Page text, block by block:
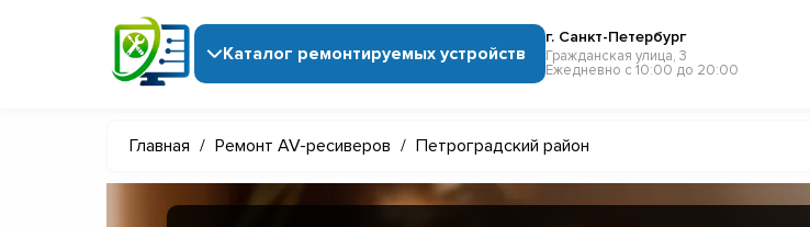
Каталог ремонтируемых устройств
г. Санкт-Петербург
Гражданская улица, 3
Ежедневно с 10:00 до 20:00
Главная / Ремонт AV-ресиверов / Петроградский район